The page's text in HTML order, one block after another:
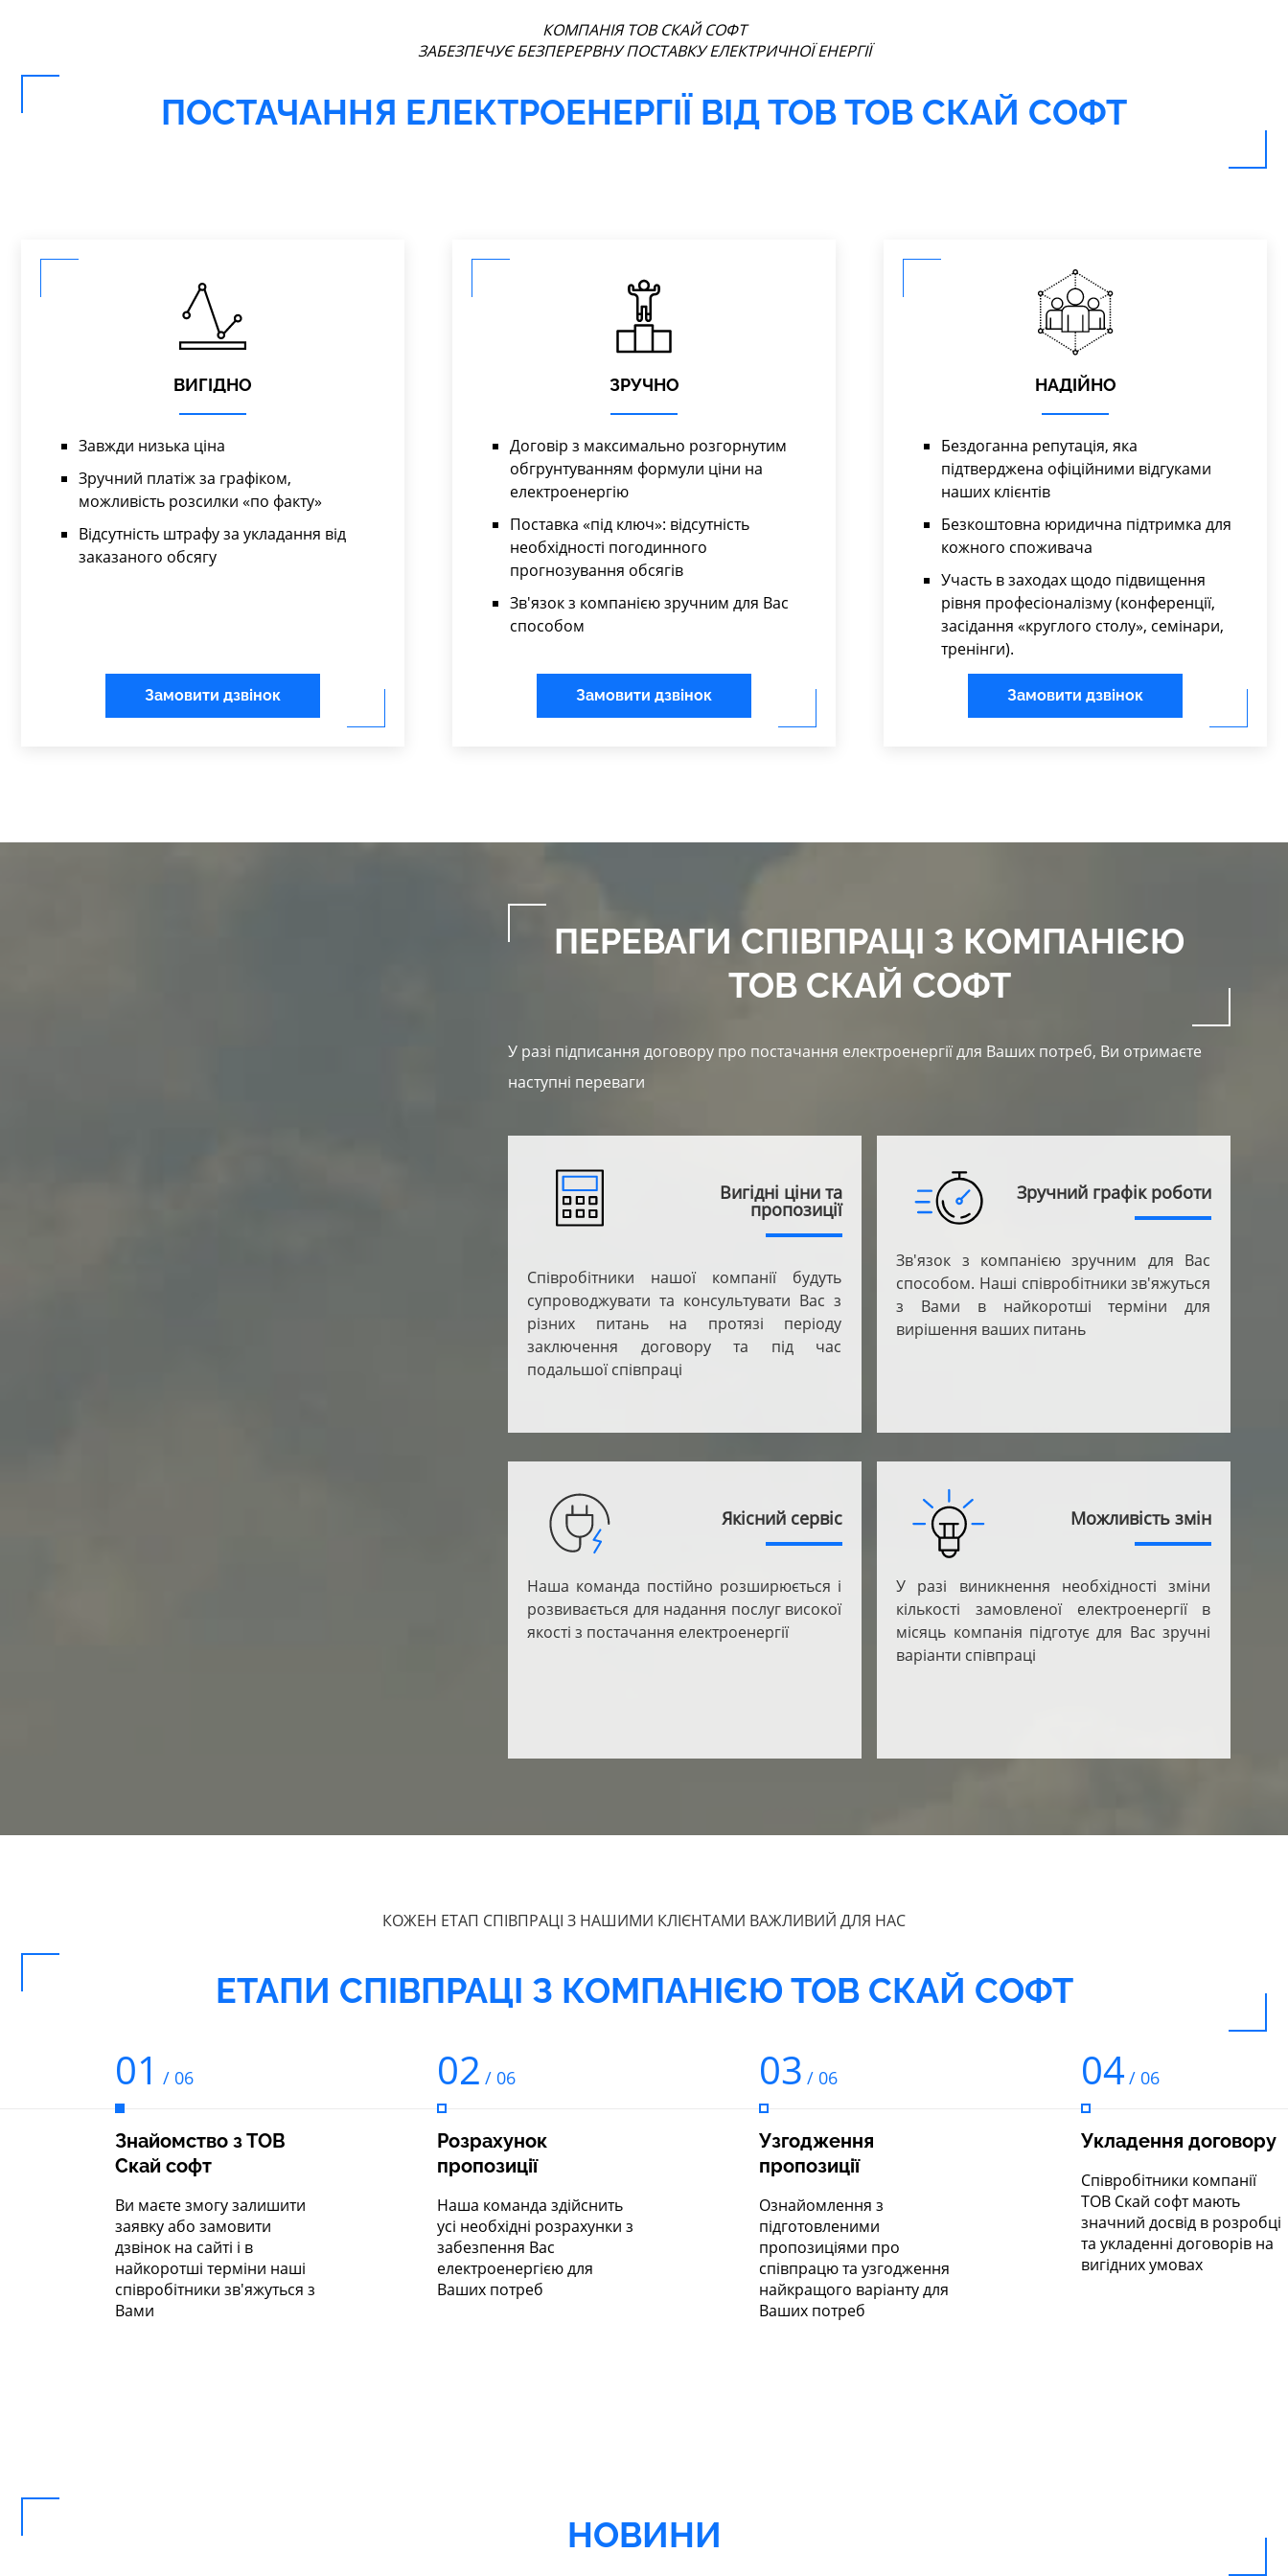
КОМПАНІЯ ТОВ СКАЙ СОФТ
ЗАБЕЗПЕЧУЄ БЕЗПЕРЕРВНУ ПОСТАВКУ ЕЛЕКТРИЧНОЇ ЕНЕРГІЇ
ПОСТАЧАННЯ ЕЛЕКТРОЕНЕРГІЇ ВІД ТОВ ТОВ СКАЙ СОФТ
ВИГІДНО
Завжди низька ціна
Зручний платіж за графіком,
можливість розсилки «по факту»
Відсутність штрафу за укладання від
заказаного обсягу
Замовити дзвінок
ЗРУЧНО
Договір з максимально розгорнутим
обгрунтуванням формули ціни на
електроенергію
Поставка «під ключ»: відсутність
необхідності погодинного
прогнозування обсягів
Зв'язок з компанією зручним для Вас
способом
Замовити дзвінок
НАДІЙНО
Бездоганна репутація, яка
підтверджена офіційними відгуками
наших клієнтів
Безкоштовна юридична підтримка для
кожного споживача
Участь в заходах щодо підвищення
рівня професіоналізму (конференції,
засідання «круглого столу», семінари,
тренінги).
Замовити дзвінок
ПЕРЕВАГИ СПІВПРАЦІ З КОМПАНІЄЮ
ТОВ СКАЙ СОФТ
У разі підписання договору про постачання електроенергії для Ваших потреб, Ви отримаєте
наступні переваги
Вигідні ціни та
пропозиції
Співробітники нашої компанії будуть
супроводжувати та консультувати Вас з
різних питань на протязі періоду
заключення договору та під час
подальшої співпраці
Якісний сервіс
Наша команда постійно розширюється і
розвивається для надання послуг високої
якості з постачання електроенергії
Зручний графік роботи
Зв'язок з компанією зручним для Вас
способом. Наші співробітники зв'яжуться
з Вами в найкоротші терміни для
вирішення ваших питань
Можливість змін
У разі виникнення необхідності зміни
кількості замовленої електроенергії в
місяць компанія підготує для Вас зручні
варіанти співпраці
КОЖЕН ЕТАП СПІВПРАЦІ З НАШИМИ КЛІЄНТАМИ ВАЖЛИВИЙ ДЛЯ НАС
ЕТАПИ СПІВПРАЦІ З КОМПАНІЄЮ ТОВ СКАЙ СОФТ
01 / 06
Знайомство з ТОВ
Скай софт
Ви маєте змогу залишити
заявку або замовити
дзвінок на сайті і в
найкоротші терміни наші
співробітники зв'яжуться з
Вами
02 / 06
Розрахунок
пропозиції
Наша команда здійснить
усі необхідні розрахунки з
забезпення Вас
електроенергією для
Ваших потреб
03 / 06
Узгодження
пропозиції
Ознайомлення з
підготовленими
пропозиціями про
співпрацю та узгодження
найкращого варіанту для
Ваших потреб
04 / 06
Укладення договору
Співробітники компанії
ТОВ Скай софт мають
значний досвід в розробці
та укладенні договорів на
вигідних умовах
НОВИНИ